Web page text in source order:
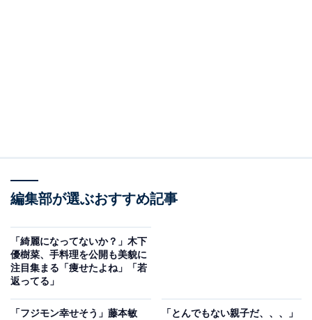
編集部が選ぶおすすめ記事
「綺麗になってないか？」木下
優樹菜、手料理を公開も美貌に
注目集まる「痩せたよね」「若
返ってる」
「フジモン幸せそう」藤本敏
「とんでもない親子だ、、、」